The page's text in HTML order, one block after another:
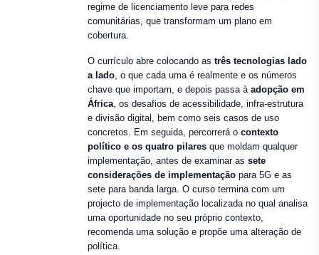
regime de licenciamento leve para redes
comunitárias, que transformam um plano em
cobertura.
O currículo abre colocando as três tecnologias lado
a lado , o que cada uma é realmente e os números
chave que importam, e depois passa à adopção em
África , os desafios de acessibilidade, infra-estrutura
e divisão digital, bem como seis casos de uso
concretos. Em seguida, percorrerá o contexto
político e os quatro pilares que moldam qualquer
implementação, antes de examinar as sete
considerações de implementação para 5G e as
sete para banda larga. O curso termina com um
projecto de implementação localizada no qual analisa
uma oportunidade no seu próprio contexto,
recomenda uma solução e propõe uma alteração de
política.